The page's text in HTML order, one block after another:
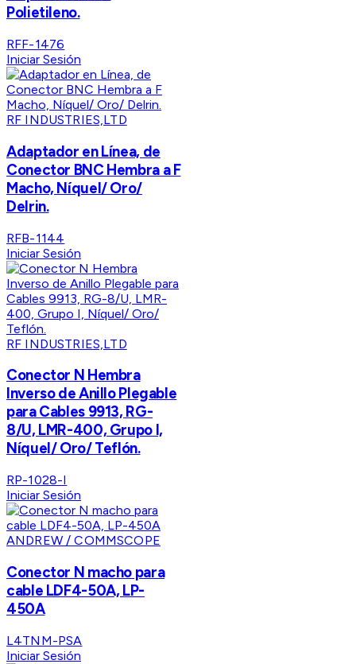
Polietileno.
RFF-1476
Iniciar Sesión
RF INDUSTRIES,LTD
Adaptador en Línea, de
Conector BNC Hembra a F
Macho, Níquel/ Oro/
Delrin.
RFB-1144
Iniciar Sesión
RF INDUSTRIES,LTD
Conector N Hembra
Inverso de Anillo Plegable
para Cables 9913, RG-
8/U, LMR-400, Grupo I,
Níquel/ Oro/ Teflón.
RP-1028-I
Iniciar Sesión
ANDREW / COMMSCOPE
Conector N macho para
cable LDF4-50A, LP-
450A
L4TNM-PSA
Iniciar Sesión